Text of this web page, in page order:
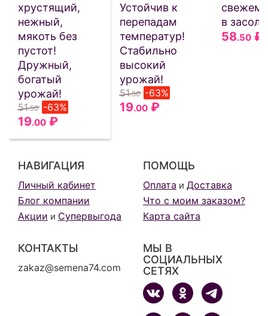
хрустящий,
нежный,
мякоть без
пустот!
Дружный,
богатый
урожай!
51.50 -63%
19.00 ₽
Устойчив к
перепадам
температур!
Стабильно
высокий
урожай!
51.50 -63%
19.00 ₽
свежем
в
58.50 ₽
НАВИГАЦИЯ
Личный кабинет
Блог компании
Акции и Супервыгода
ПОМОЩЬ
Оплата и Доставка
Что с моим заказом?
Карта сайта
КОНТАКТЫ
zakaz@semena74.com
МЫ В
СОЦИАЛЬНЫХ
СЕТЯХ